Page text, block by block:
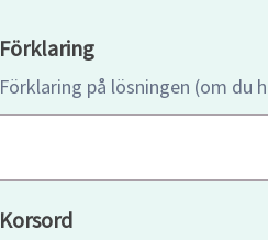
Förklaring
Förklaring på lösningen (om du
Korsord